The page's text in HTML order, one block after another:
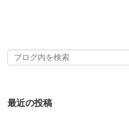
最近の投稿